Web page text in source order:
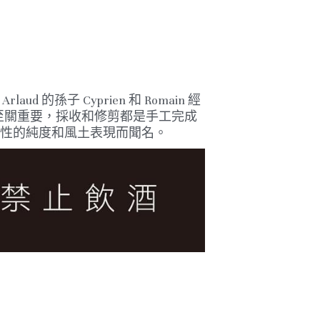
的孫子 Cyprien 和 Romain 經
重要，採收和修剪都是手工完成
的純度和風土表現而聞名。